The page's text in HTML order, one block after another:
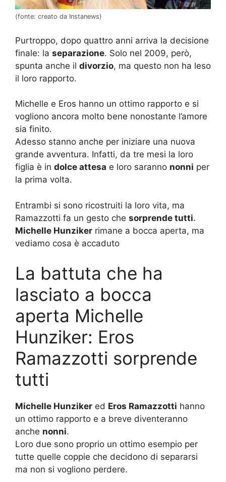
(fonte: creato da Instanews)
Purtroppo, dopo quattro anni arriva la decisione
finale: la separazione. Solo nel 2009, però,
spunta anche il divorzio, ma questo non ha leso
il loro rapporto.
Michelle e Eros hanno un ottimo rapporto e si
vogliono ancora molto bene nonostante l’amore
sia finito.
Adesso stanno anche per iniziare una nuova
grande avventura. Infatti, da tre mesi la loro
figlia è in dolce attesa e loro saranno nonni per
la prima volta.
Entrambi si sono ricostruiti la loro vita, ma
Ramazzotti fa un gesto che sorprende tutti.
Michelle Hunziker rimane a bocca aperta, ma
vediamo cosa è accaduto
La battuta che ha
lasciato a bocca
aperta Michelle
Hunziker: Eros
Ramazzotti sorprende
tutti
Michelle Hunziker ed Eros Ramazzotti hanno
un ottimo rapporto e a breve diventeranno
anche nonni.
Loro due sono proprio un ottimo esempio per
tutte quelle coppie che decidono di separarsi
ma non si vogliono perdere.